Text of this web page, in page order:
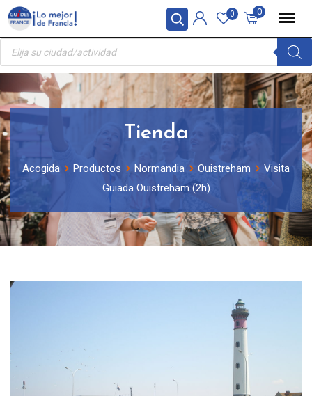
Panel de gestión de cookies
Skip
content
0
0
Búsqueda
productos
Tienda
Acogida Productos Normandia Ouistreham
Visita
Guiada Ouistreham (2h)